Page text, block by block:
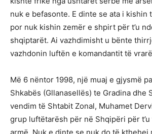
nuk e befasonte. E dinte se ata i kishin
por nuk kishin zemër e shpirt për t’u
shqiptarët. Ai vazhdimisht u bënte
vazhdonin luftën e komandantit të
Më 6 nëntor 1998, një muaj e gjysmë
Shkabës (Gllanasellës) te Gradina dhe
vendim të Shtabit Zonal, Muhamet
grup luftëtarësh për në Shqipëri për